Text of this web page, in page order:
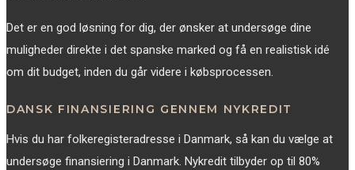
Det er en god løsning for dig, der ønsker at undersøge dine
muligheder direkte i det spanske marked og få en realistisk idé
om dit budget, inden du går videre i købsprocessen.
DANSK FINANSIERING GENNEM NYKREDIT
Hvis du har folkeregisteradresse i Danmark, så kan du vælge at
undersøge finansiering i Danmark. Nykredit tilbyder op til 80%